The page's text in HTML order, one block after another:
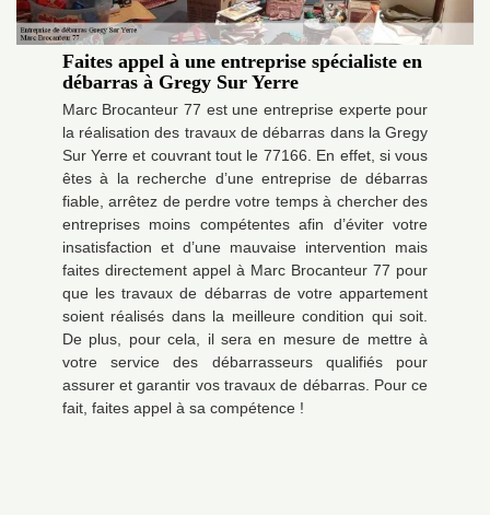
Faites appel à une entreprise spécialiste en
débarras à Gregy Sur Yerre
Marc Brocanteur 77 est une entreprise experte pour
la réalisation des travaux de débarras dans la Gregy
Sur Yerre et couvrant tout le 77166. En effet, si vous
êtes à la recherche d’une entreprise de débarras
fiable, arrêtez de perdre votre temps à chercher des
entreprises moins compétentes afin d’éviter votre
insatisfaction et d’une mauvaise intervention mais
faites directement appel à Marc Brocanteur 77 pour
que les travaux de débarras de votre appartement
soient réalisés dans la meilleure condition qui soit.
De plus, pour cela, il sera en mesure de mettre à
votre service des débarrasseurs qualifiés pour
assurer et garantir vos travaux de débarras. Pour ce
fait, faites appel à sa compétence !